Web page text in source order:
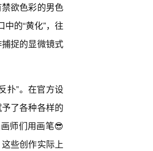
欲色彩的男色
的“黄化”，往
捉的显微镜式
扑”。在官方设
了各种各样的
师们用画笔😎
些创作实际上